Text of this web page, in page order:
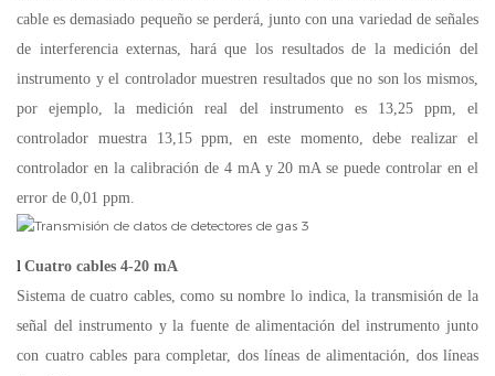
cable es demasiado pequeño se perderá, junto con una variedad de señales
de interferencia externas, hará que los resultados de la medición del
instrumento y el controlador muestren resultados que no son los mismos,
por ejemplo, la medición real del instrumento es 13,25 ppm, el
controlador muestra 13,15 ppm, en este momento, debe realizar el
controlador en la calibración de 4 mA y 20 mA se puede controlar en el
error de 0,01 ppm.
l Cuatro cables 4-20 mA
Sistema de cuatro cables, como su nombre lo indica, la transmisión de la
señal del instrumento y la fuente de alimentación del instrumento junto
con cuatro cables para completar, dos líneas de alimentación, dos líneas